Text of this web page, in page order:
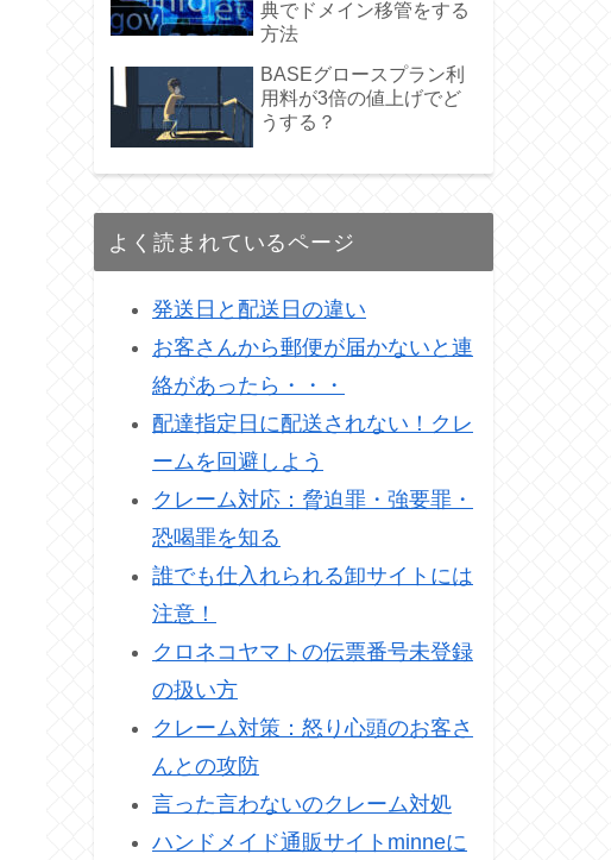
典でドメイン移管をする
方法
BASEグロースプラン利
用料が3倍の値上げでど
うする？
よく読まれているページ
発送日と配送日の違い
お客さんから郵便が届かないと連
絡があったら・・・
配達指定日に配送されない！クレ
ームを回避しよう
クレーム対応：脅迫罪・強要罪・
恐喝罪を知る
誰でも仕入れられる卸サイトには
注意！
クロネコヤマトの伝票番号未登録
の扱い方
クレーム対策：怒り心頭のお客さ
んとの攻防
言った言わないのクレーム対処
ハンドメイド通販サイトminneに